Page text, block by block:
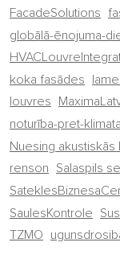
FacadeSolutions
globālā-ēnojuma-
koka fasādes
louvres
noturība-pret-
Nuesing akustiskās
renson Salaspils
SaulesKontrole
TZMO